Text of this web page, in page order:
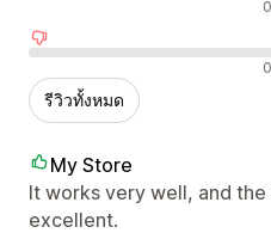
0
0
รีวิวทั้งหมด
My Store
It works very well, and
excellent.